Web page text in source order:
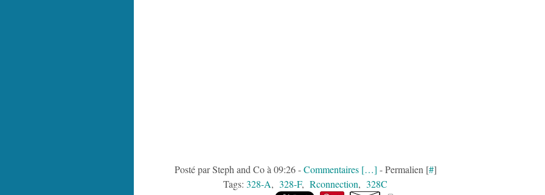
Posté par Steph and Co à 09:26 -Commentaires […] - Permalien [#]
Tags: 328-A, 328-F, Rconnection, 328C